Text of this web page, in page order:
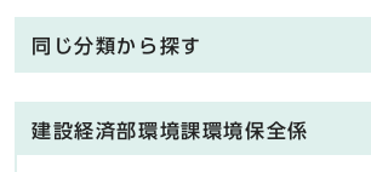
同じ分類から探す
建設経済部環境課環境保全係